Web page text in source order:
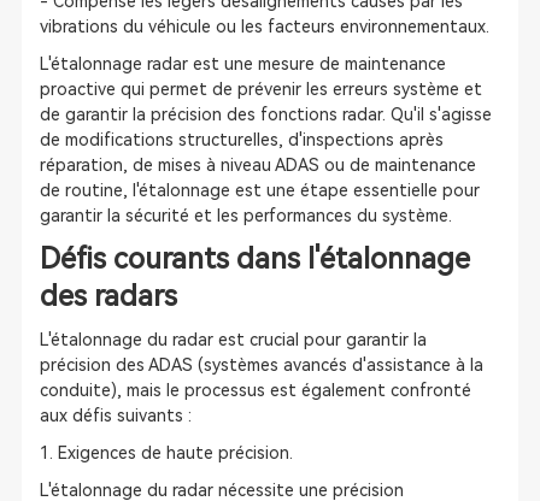
vibrations du véhicule ou les facteurs environnementaux.
L'étalonnage radar est une mesure de maintenance
proactive qui permet de prévenir les erreurs système et
de garantir la précision des fonctions radar. Qu'il s'agisse
de modifications structurelles, d'inspections après
réparation, de mises à niveau ADAS ou de maintenance
de routine, l'étalonnage est une étape essentielle pour
garantir la sécurité et les performances du système.
Défis courants dans l'étalonnage
des radars
L'étalonnage du radar est crucial pour garantir la
précision des ADAS (systèmes avancés d'assistance à la
conduite), mais le processus est également confronté
aux défis suivants :
1. Exigences de haute précision.
L'étalonnage du radar nécessite une précision